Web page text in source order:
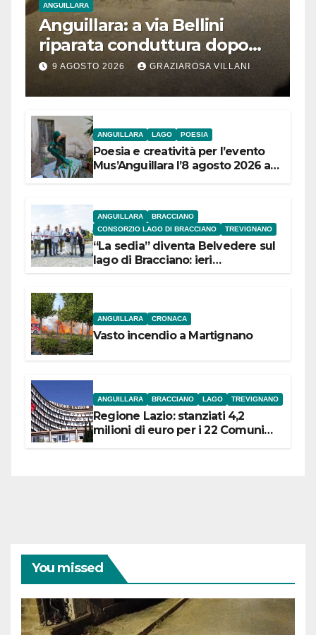
ANGUILLARA
Anguillara: a via Bellini
riparata conduttura dopo
segnalazione IdD
9 AGOSTO 2026 GRAZIAROSA VILLANI
ANGUILLARA LAGO POESIA
Poesia e creatività per l’evento
Mus’Anguillara l’8 agosto 2026 al
ANGUILLARA
BRACCIANO
CONSORZIO LAGO DI BRACCIANO
TREVIGNANO
“La sedia” diventa Belvedere sul
lago di Bracciano: ieri
ANGUILLARA CRONACA
Vasto incendio a Martignano
ANGUILLARA BRACCIANO LAGO TREVIGNANO
Regione Lazio: stanziati 4,2
milioni di euro per i 22 Comuni
You missed